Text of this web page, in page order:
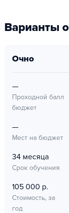
Варианты
очно
—
Проходной балл
бюджет
—
Мест на бюджет
34 месяца
Срок обучения
105 000 р.
Стоимость, за
год